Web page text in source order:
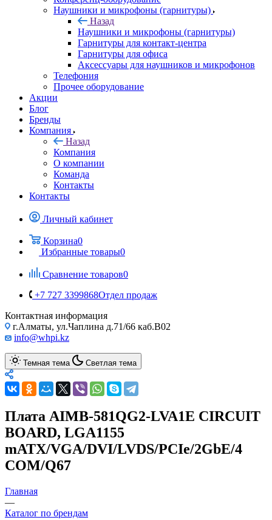
Наушники и микрофоны (гарнитуры)
Назад
Наушники и микрофоны (гарнитуры)
Гарнитуры для контакт-центра
Гарнитуры для офиса
Аксессуары для наушников и микрофонов
Телефония
Прочее оборудование
Акции
Блог
Бренды
Компания
Назад
Компания
О компании
Команда
Контакты
Контакты
Личный кабинет
Корзина0
Избранные товары0
Сравнение товаров0
+7 727 3399868Отдел продаж
Контактная информация
г.Алматы, ул.Чаплина д.71/66 каб.B02
info@whpi.kz
Темная тема Светлая тема
Плата AIMB-581QG2-LVA1E CIRCUIT
BOARD, LGA1155
mATX/VGA/DVI/LVDS/PCIe/2GbE/4
COM/Q67
Главная
—
Каталог по брендам